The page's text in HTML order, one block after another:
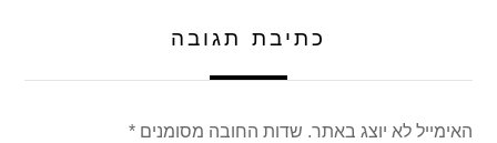
כתיבת תגובה
האימייל לא יוצג באתר. שדות החובה מסומנים*